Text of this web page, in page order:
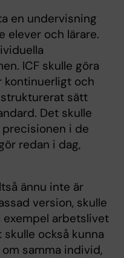
en undervisning
elever och lärare.
ICF skulle göra
och
sätt
Det skulle
i de
redan i dag,
ännu inte är
version, skulle
exempel arbetslivet
också kunna
samma individ,